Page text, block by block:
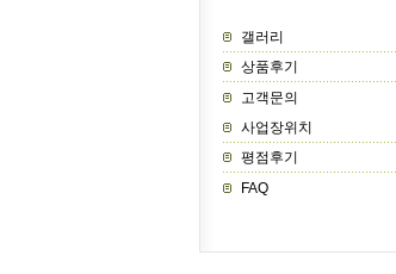
갤러리
상품후기
고객문의
사업장위치
평점후기
FAQ